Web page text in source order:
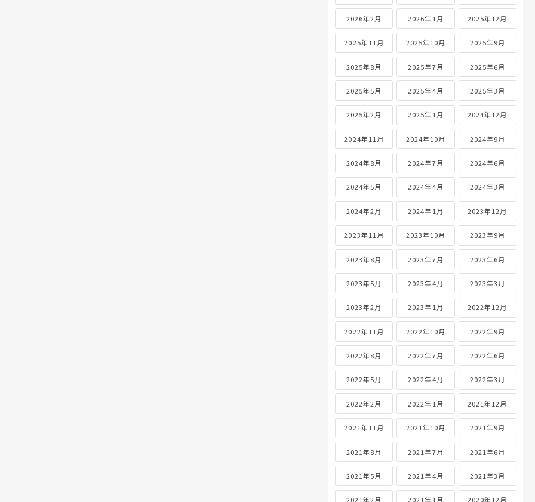
2026年2月 2026年1月 2025年12月
2025年11月 2025年10月 2025年9月
2025年8月 2025年7月 2025年6月
2025年5月 2025年4月 2025年3月
2025年2月 2025年1月 2024年12月
2024年11月 2024年10月 2024年9月
2024年8月 2024年7月 2024年6月
2024年5月 2024年4月 2024年3月
2024年2月 2024年1月 2023年12月
2023年11月 2023年10月 2023年9月
2023年8月 2023年7月 2023年6月
2023年5月 2023年4月 2023年3月
2023年2月 2023年1月 2022年12月
2022年11月 2022年10月 2022年9月
2022年8月 2022年7月 2022年6月
2022年5月 2022年4月 2022年3月
2022年2月 2022年1月 2021年12月
2021年11月 2021年10月 2021年9月
2021年8月 2021年7月 2021年6月
2021年5月 2021年4月 2021年3月
2021年2月 2021年1月 2020年12月